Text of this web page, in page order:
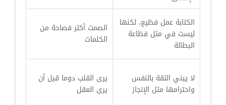
الكتابة عمل فظيع، لكنها
ليست في مثل فظاعة
البطالة
الصمت أكثر فصاحة من
الكلمات
لا يبني الثقة بالنفس
واحترامها مثل الإنجاز
يرى القلب دوما قبل أن
يرى العقل